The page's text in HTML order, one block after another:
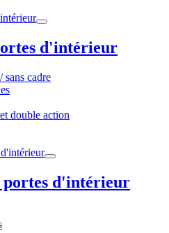
d'intérieur
sans cadre
double action
portes d'intérieur